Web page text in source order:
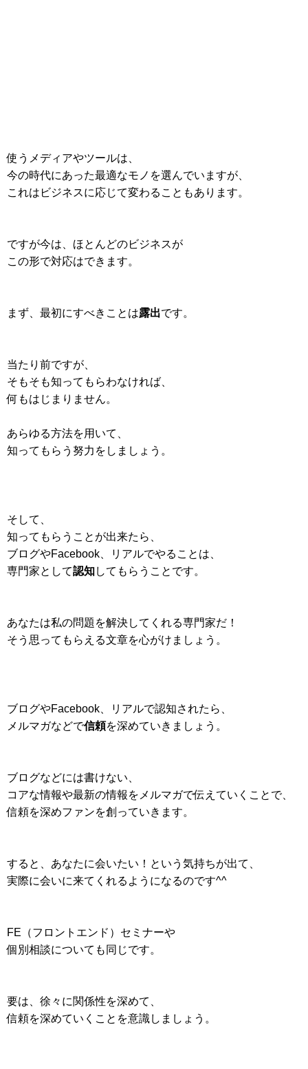
使うメディアやツールは、
今の時代にあった最適なモノを選んでいますが、
これはビジネスに応じて変わることもあります。
ですが今は、ほとんどのビジネスが
この形で対応はできます。
まず、最初にすべきことは露出です。
当たり前ですが、
そもそも知ってもらわなければ、
何もはじまりません。
あらゆる方法を用いて、
知ってもらう努力をしましょう。
そして、
知ってもらうことが出来たら、
ブログやFacebook、リアルでやることは、
専門家として認知してもらうことです。
あなたは私の問題を解決してくれる専門家だ！
そう思ってもらえる文章を心がけましょう。
ブログやFacebook、リアルで認知されたら、
メルマガなどで信頼を深めていきましょう。
ブログなどには書けない、
コアな情報や最新の情報をメルマガで伝えていくことで、
信頼を深めファンを創っていきます。
すると、あなたに会いたい！という気持ちが出て、
実際に会いに来てくれるようになるのです^^
FE（フロントエンド）セミナーや
個別相談についても同じです。
要は、徐々に関係性を深めて、
信頼を深めていくことを意識しましょう。